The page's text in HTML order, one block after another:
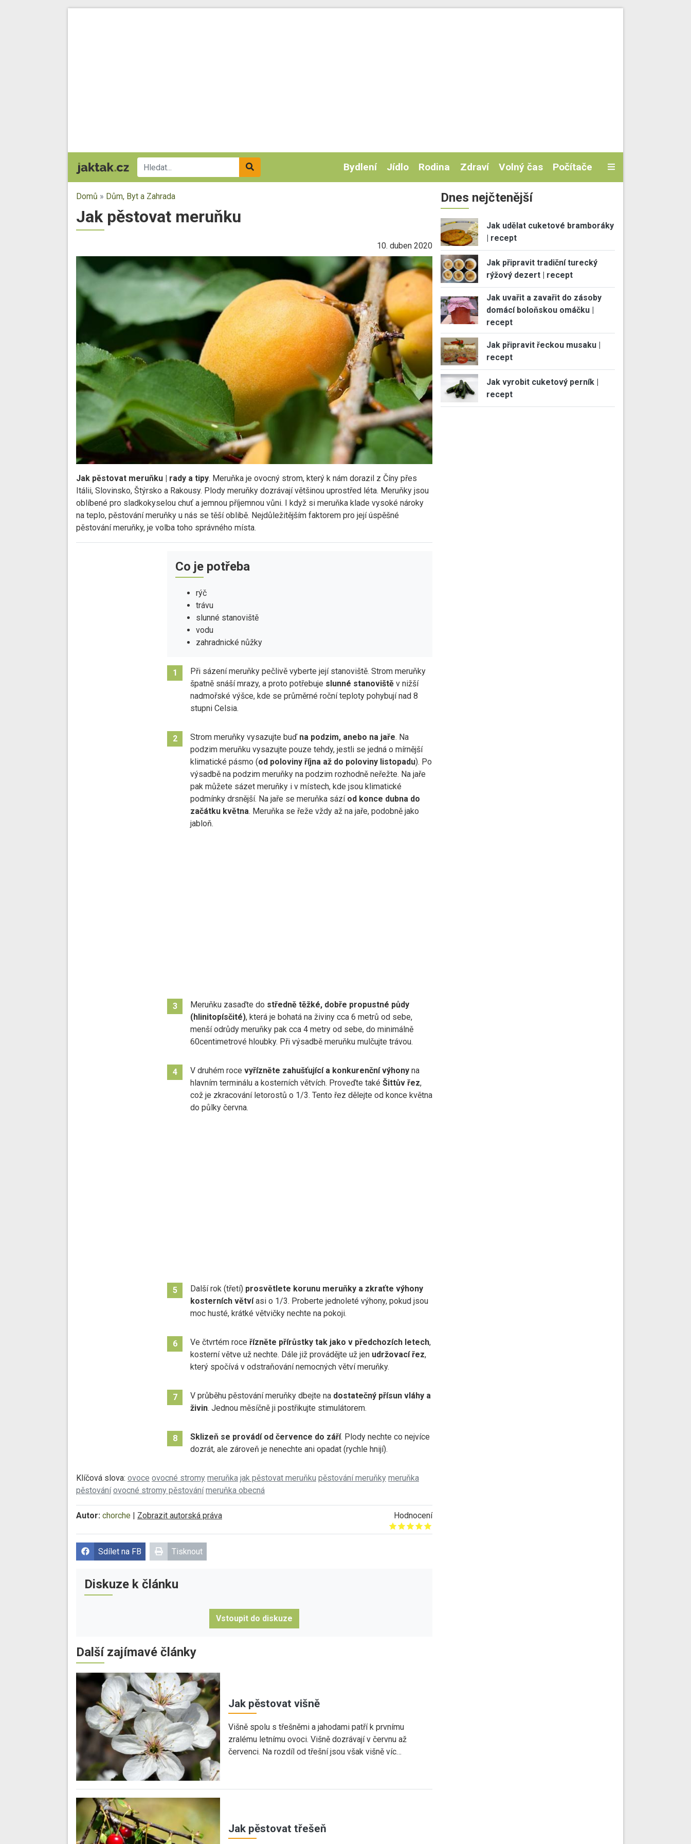
Bydlení Jídlo Rodina Zdraví Volný čas Počítače
Domů » Dům, Byt a Zahrada
Jak pěstovat meruňku
10. duben 2020
Jak pěstovat meruňku | rady a tipy. Meruňka je ovocný strom, který k nám dorazil z Číny přes
Itálii, Slovinsko, Štýrsko a Rakousy. Plody meruňky dozrávají většinou uprostřed léta. Meruňky jsou
oblíbené pro sladkokyselou chuť a jemnou příjemnou vůni. I když si meruňka klade vysoké nároky
na teplo, pěstování meruňky u nás se těší oblibě. Nejdůležitějším faktorem pro její úspěšné
pěstování meruňky, je volba toho správného místa.
Co je potřeba
rýč
trávu
slunné stanoviště
vodu
zahradnické nůžky
1
Při sázení meruňky pečlivě vyberte její stanoviště. Strom meruňky
špatně snáší mrazy, a proto potřebuje slunné stanovištěv nižší
nadmořské výšce, kde se průměrné roční teploty pohybují nad 8
stupni Celsia.
2 Strom meruňky vysazujte buď na podzim, anebo na jaře. Na
podzim meruňku vysazujte pouze tehdy, jestli se jedná o mírnější
klimatické pásmo (od poloviny října až do poloviny listopadu). Po
výsadbě na podzim meruňky na podzim rozhodně neřežte. Na jaře
pak můžete sázet meruňky i v místech, kde jsou klimatické
podmínky drsnější. Na jaře se meruňka sází od konce dubna do
začátku května. Meruňka se řeže vždy až na jaře, podobně jako
jabloň.
3 Meruňku zasaďte do středně těžké, dobře propustné půdy
(hlinitopísčité), která je bohatá na živiny cca 6 metrů od sebe,
menší odrůdy meruňky pak cca 4 metry od sebe, do minimálně
60centimetrové hloubky. Při výsadbě meruňku mulčujte trávou.
4 V druhém roce vyřízněte zahušťující a konkurenční výhonyna
hlavním terminálu a kosterních větvích. Proveďte také Šittův řez,
což je zkracování letorostů o 1/3. Tento řez dělejte od konce května
do půlky června.
5 Další rok (třetí) prosvětlete korunu meruňky a zkraťte výhony
kosterních větvíasi o 1/3. Proberte jednoleté výhony, pokud jsou
moc husté, krátké větvičky nechte na pokoji.
6 Ve čtvrtém roce řízněte přírůstky tak jako v předchozích letech,
kosterní větve už nechte. Dále již provádějte už jen udržovací řez,
který spočívá v odstraňování nemocných větví meruňky.
7 V průběhu pěstování meruňky dbejte na dostatečný přísun vláhy a
živin. Jednou měsíčně ji postřikujte stimulátorem.
8 Sklizeň se provádí od července do září. Plody nechte co nejvíce
dozrát, ale zároveň je nenechte ani opadat (rychle hnijí).
Klíčová slova: ovoce ovocné stromy meruňka jak pěstovat meruňku pěstování meruňky meruňka
pěstování ovocné stromy pěstování meruňka obecná
Autor: chorche Zobrazit autorská práva
Hodnocení
Give it 1/5
Give it 2/5
Give it 3/5
Give it 4/5
Give it 5/5
Sdílet na FB Tisknout
Diskuze k článku
Vstoupit do diskuze
Další zajímavé články
Jak pěstovat višně
Višně spolu s třešněmi a jahodami patří k prvnímu
zralému letnímu ovoci. Višně dozrávají v červnu až
červenci. Na rozdíl od třešní jsou však višně víc…
Jak pěstovat třešeň
Dnes nejčtenější
Jak udělat cuketové bramboráky
| recept
Jak připravit tradiční turecký
rýžový dezert | recept
Jak uvařit a zavařit do zásoby
domácí boloňskou omáčku |
recept
Jak připravit řeckou musaku |
recept
Jak vyrobit cuketový perník |
recept